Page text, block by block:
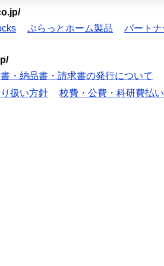
ぷらっとホーム製品 パート
書・納品書・請求書の発行について
扱い方針 校費・公費・科研費払